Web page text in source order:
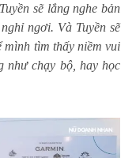
sẽ lắng nghe bản
ngơi. Và Tuyền sẽ
mình tìm thấy niềm vui
như chạy bộ, hay học